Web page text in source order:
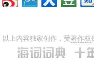
以上内容独家创作，受著作权